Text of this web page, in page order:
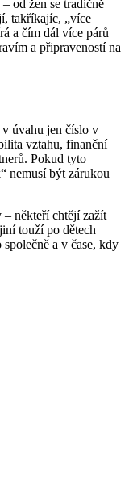
od žen se tradičně
takříkajíc, „více
a čím dál více párů
a připraveností na
úvahu jen číslo v
vztahu, finanční
Pokud tyto
nemusí být zárukou
někteří chtějí zažít
touží po dětech
a v čase, kdy